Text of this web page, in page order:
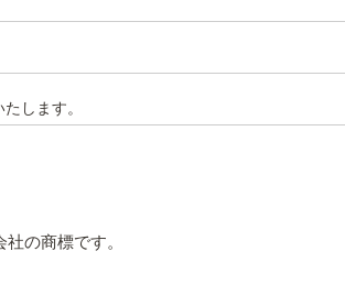
します。
の商標です。